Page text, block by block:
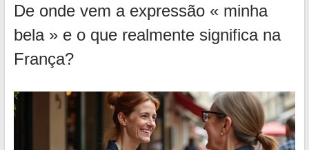
De onde vem a expressão « minha
bela » e o que realmente significa na
França?